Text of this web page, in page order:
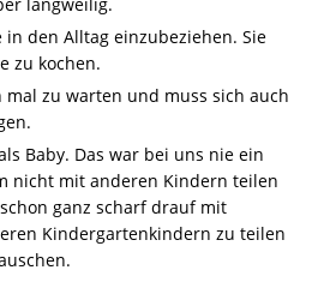
den Alltag einzubeziehen. Sie
zu kochen.
mal zu warten und muss sich auch
Baby. Das war bei uns nie ein
nicht mit anderen Kindern teilen
ganz scharf drauf mit
Kindergartenkindern zu teilen